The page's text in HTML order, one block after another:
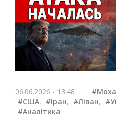
06.06.2026 - 13:48
#США, #Іран, #Ліван,
#Аналітика